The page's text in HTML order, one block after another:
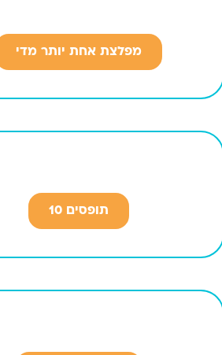
מפלצת אחת יותר מדי
תופסים 10